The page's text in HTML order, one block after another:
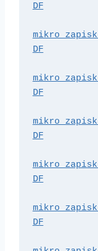
DF
DF
DF
DF
DF
DF